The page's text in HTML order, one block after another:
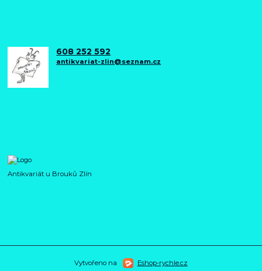
608 252 592
antikvariat-zlin@seznam.cz
Antikvariát u Brouků Zlín
Vytvořeno na Eshop-rychle.cz